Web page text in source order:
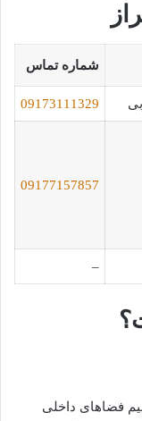
شماره تماس
09173111329
09177157857
–
فضاهای داخلی